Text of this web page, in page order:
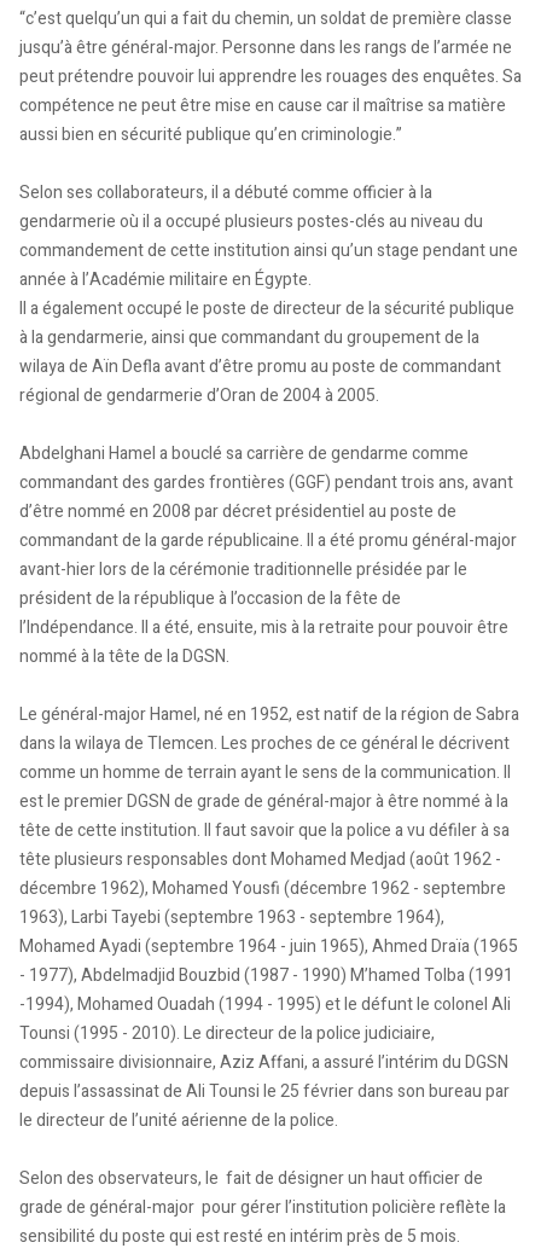
“c’est quelqu’un qui a fait du chemin, un soldat de première classe
jusqu’à être général-major. Personne dans les rangs de l’armée ne
peut prétendre pouvoir lui apprendre les rouages des enquêtes. Sa
compétence ne peut être mise en cause car il maîtrise sa matière
aussi bien en sécurité publique qu’en criminologie.”
Selon ses collaborateurs, il a débuté comme officier à la
gendarmerie où il a occupé plusieurs postes-clés au niveau du
commandement de cette institution ainsi qu’un stage pendant une
année à l’Académie militaire en Égypte.
Il a également occupé le poste de directeur de la sécurité publique
à la gendarmerie, ainsi que commandant du groupement de la
wilaya de Aïn Defla avant d’être promu au poste de commandant
régional de gendarmerie d’Oran de 2004 à 2005.
Abdelghani Hamel a bouclé sa carrière de gendarme comme
commandant des gardes frontières (GGF) pendant trois ans, avant
d’être nommé en 2008 par décret présidentiel au poste de
commandant de la garde républicaine. Il a été promu général-major
avant-hier lors de la cérémonie traditionnelle présidée par le
président de la république à l’occasion de la fête de
l’Indépendance. Il a été, ensuite, mis à la retraite pour pouvoir être
nommé à la tête de la DGSN.
Le général-major Hamel, né en 1952, est natif de la région de Sabra
dans la wilaya de Tlemcen. Les proches de ce général le décrivent
comme un homme de terrain ayant le sens de la communication. Il
est le premier DGSN de grade de général-major à être nommé à la
tête de cette institution. Il faut savoir que la police a vu défiler à sa
tête plusieurs responsables dont Mohamed Medjad (août 1962 -
décembre 1962), Mohamed Yousfi (décembre 1962 - septembre
1963), Larbi Tayebi (septembre 1963 - septembre 1964),
Mohamed Ayadi (septembre 1964 - juin 1965), Ahmed Draïa (1965
- 1977), Abdelmadjid Bouzbid (1987 - 1990) M’hamed Tolba (1991
-1994), Mohamed Ouadah (1994 - 1995) et le défunt le colonel Ali
Tounsi (1995 - 2010). Le directeur de la police judiciaire,
commissaire divisionnaire, Aziz Affani, a assuré l’intérim du DGSN
depuis l’assassinat de Ali Tounsi le 25 février dans son bureau par
le directeur de l’unité aérienne de la police.
Selon des observateurs, le fait de désigner un haut officier de
grade de général-major pour gérer l’institution policière reflète la
sensibilité du poste qui est resté en intérim près de 5 mois.